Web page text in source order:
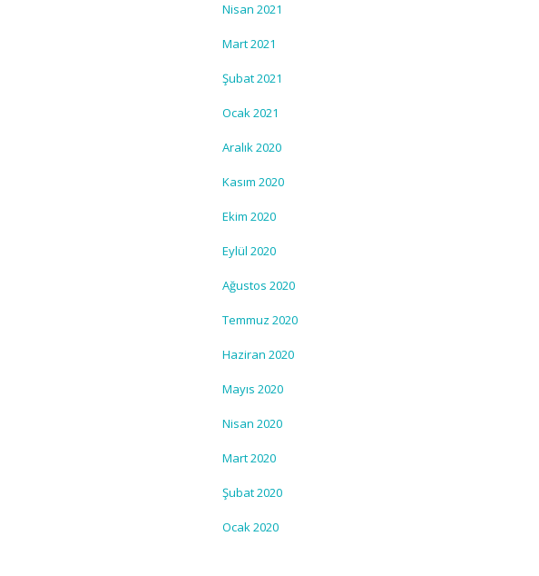
Nisan 2021
Mart 2021
Şubat 2021
Ocak 2021
Aralık 2020
Kasım 2020
Ekim 2020
Eylül 2020
Ağustos 2020
Temmuz 2020
Haziran 2020
Mayıs 2020
Nisan 2020
Mart 2020
Şubat 2020
Ocak 2020